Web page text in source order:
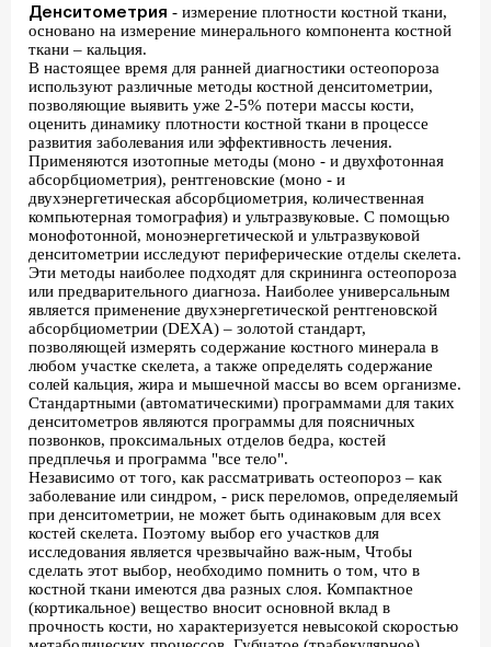
Денситометрия - измерение плотности костной ткани,
основано на измерение минерального компонента костной
ткани – кальция.
В настоящее время для ранней диагностики остеопороза
используют различные методы костной денситометрии,
позволяющие выявить уже 2-5% потери массы кости,
оценить динамику плотности костной ткани в процессе
развития заболевания или эффективность лечения.
Применяются изотопные методы (моно - и двухфотонная
абсорбциометрия), рентгеновские (моно - и
двухэнергетическая абсорбциометрия, количественная
компьютерная томография) и ультразвуковые. С помощью
монофотонной, моноэнергетической и ультразвуковой
денситометрии исследуют периферические отделы скелета.
Эти методы наиболее подходят для скрининга остеопороза
или предварительного диагноза. Наиболее универсальным
является применение двухэнергетической рентгеновской
абсорбциометрии (DEXA) – золотой стандарт,
позволяющей измерять содержание костного минерала в
любом участке скелета, а также определять содержание
солей кальция, жира и мышечной массы во всем организме.
Стандартными (автоматическими) программами для таких
денситометров являются программы для поясничных
позвонков, проксимальных отделов бедра, костей
предплечья и программа "все тело".
Независимо от того, как рассматривать остеопороз – как
заболевание или синдром, - риск переломов, определяемый
при денситометрии, не может быть одинаковым для всех
костей скелета. Поэтому выбор его участков для
исследования является чрезвычайно важ-ным, Чтобы
сделать этот выбор, необходимо помнить о том, что в
костной ткани имеются два разных слоя. Компактное
(кортикальное) вещество вносит основной вклад в
прочность кости, но характеризуется невысокой скоростью